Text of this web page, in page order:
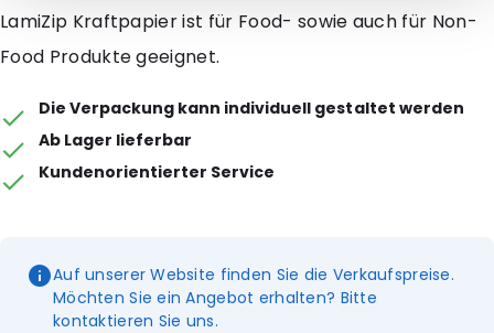
LamiZip Kraftpapier ist für Food- sowie auch für Non-
Food Produkte geeignet.
Die Verpackung kann individuell gestaltet werden
Ab Lager lieferbar
Kundenorientierter Service
Auf unserer Website finden Sie die Verkaufspreise.
Möchten Sie ein Angebot erhalten? Bitte
kontaktieren Sie uns.